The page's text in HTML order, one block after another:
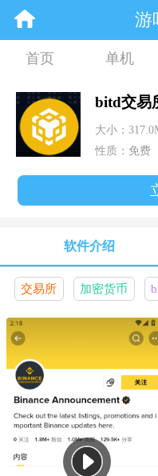
游
首页 单机
资讯 合集
bitd交易
大小：
性质：免费
软件介绍
交易所 加密货币